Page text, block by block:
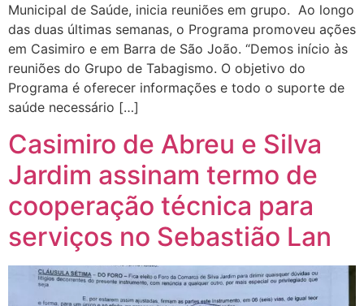
Municipal de Saúde, inicia reuniões em grupo. Ao longo
das duas últimas semanas, o Programa promoveu ações
em Casimiro e em Barra de São João. “Demos início às
reuniões do Grupo de Tabagismo. O objetivo do
Programa é oferecer informações e todo o suporte de
saúde necessário […]
Casimiro de Abreu e Silva
Jardim assinam termo de
cooperação técnica para
serviços no Sebastião Lan